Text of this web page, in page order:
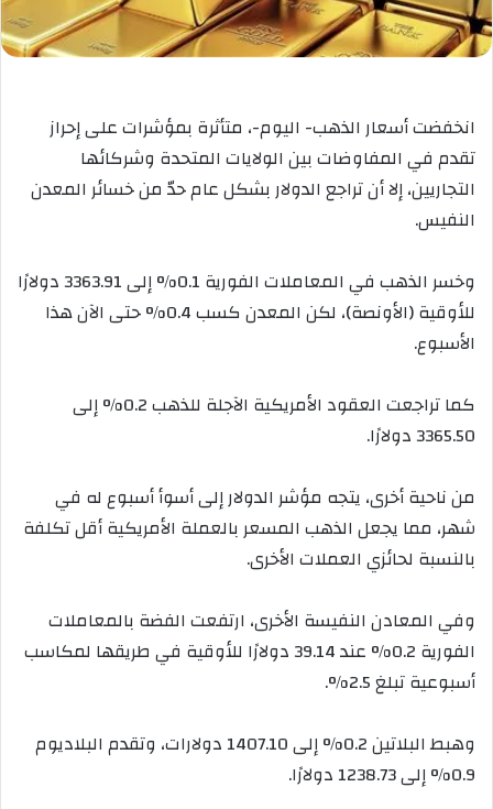
انخفضت أسعار الذهب- اليوم-، متأثرة بمؤشرات على إحراز
تقدم في المفاوضات بين الولايات المتحدة وشركائها
التجاريين، إلا أن تراجع الدولار بشكل عام حدّ من خسائر المعدن
النفيس.
وخسر الذهب في المعاملات الفورية 0.1% إلى 3363.91 دولارًا
للأوقية (الأونصة)، لكن المعدن كسب 0.4% حتى الآن هذا
الأسبوع.
كما تراجعت العقود الأمريكية الآجلة للذهب 0.2% إلى
3365.50 دولارًا.
من ناحية أخرى، يتجه مؤشر الدولار إلى أسوأ أسبوع له في
شهر، مما يجعل الذهب المسعر بالعملة الأمريكية أقل تكلفة
بالنسبة لحائزي العملات الأخرى.
وفي المعادن النفيسة الأخرى، ارتفعت الفضة بالمعاملات
الفورية 0.2% عند 39.14 دولارًا للأوقية في طريقها لمكاسب
أسبوعية تبلغ 2.5%.
وهبط البلاتين 0.2% إلى 1407.10 دولارات، وتقدم البلاديوم
0.9% إلى 1238.73 دولارًا.